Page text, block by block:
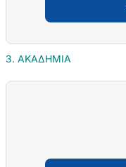
3. ΑΚΑΔΗΜΙΑ